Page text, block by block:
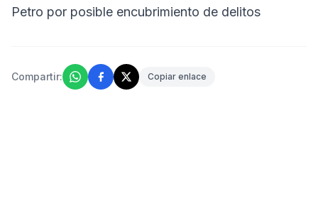
Petro por posible encubrimiento de delitos
Compartir: Copiar enlace